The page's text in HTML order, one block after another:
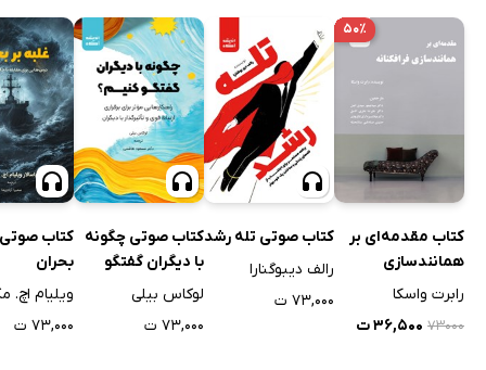
۵۰٪
کتاب مقدمه‌ای بر
همانندسازی
فرافکنانه
رابرت واسکا
۷۳۰۰۰ ۳۶,۵۰۰ ت
کتاب صوتی تله رشد
رالف دیبوگنارا
۷۳,۰۰۰ ت
کتاب صوتی چگونه
با دیگران گفتگو
کنیم؟
لوکاس بیلی
۷۳,۰۰۰ ت
کتاب صوتی
بحران
ویلیام
۷۳,۰۰۰ ت